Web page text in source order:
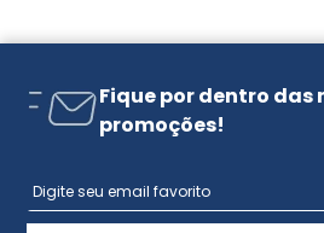
Fique por dentro das
promoções!